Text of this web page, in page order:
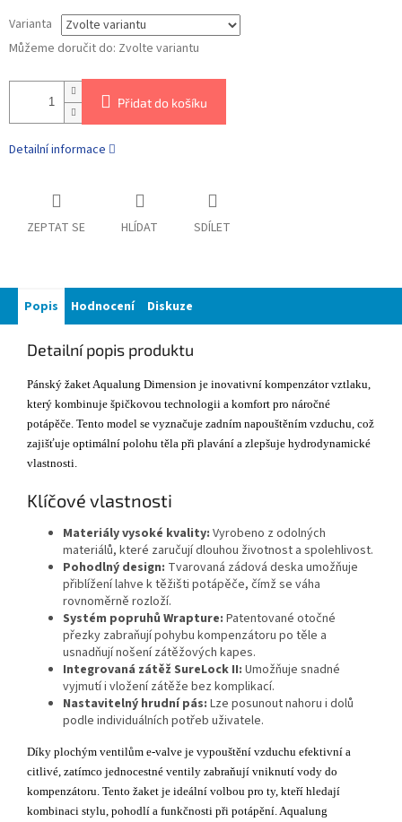
Varianta
Můžeme doručit do: Zvolte variantu
Přidat do košíku
Detailní informace
ZEPTAT SE HLÍDAT SDÍLET
Popis Hodnocení Diskuze
Detailní popis produktu
Pánský žaket Aqualung Dimension je inovativní kompenzátor vztlaku,
který kombinuje špičkovou technologii a komfort pro náročné
potápěče. Tento model se vyznačuje zadním napouštěním vzduchu, což
zajišťuje optimální polohu těla při plavání a zlepšuje hydrodynamické
vlastnosti.
Klíčové vlastnosti
Materiály vysoké kvality: Vyrobeno z odolných
materiálů, které zaručují dlouhou životnost a spolehlivost.
Pohodlný design: Tvarovaná zádová deska umožňuje
přiblížení lahve k těžišti potápěče, čímž se váha
rovnoměrně rozloží.
Systém popruhů Wrapture: Patentované otočné
přezky zabraňují pohybu kompenzátoru po těle a
usnadňují nošení zátěžových kapes.
Integrovaná zátěž SureLock II: Umožňuje snadné
vyjmutí i vložení zátěže bez komplikací.
Nastavitelný hrudní pás: Lze posunout nahoru i dolů
podle individuálních potřeb uživatele.
Díky plochým ventilům e-valve je vypouštění vzduchu efektivní a
citlivé, zatímco jednocestné ventily zabraňují vniknutí vody do
kompenzátoru. Tento žaket je ideální volbou pro ty, kteří hledají
kombinaci stylu, pohodlí a funkčnosti při potápění. Aqualung